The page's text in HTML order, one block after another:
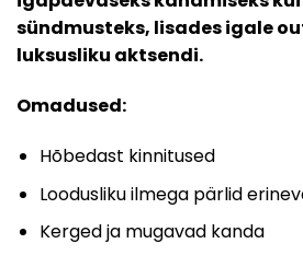
sündmusteks, lisades igale
luksusliku aktsendi.
Omadused:
Hõbedast kinnitused
Loodusliku ilmega pärlid
Kerged ja mugavad kanda